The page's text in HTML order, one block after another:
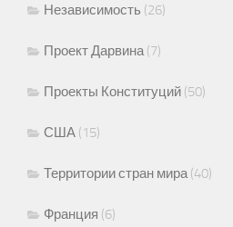
Независимость (26)
Проект Дарвина(7)
Проекты Конституций (50)
США (15)
Территории стран мира(40)
Франция (6)